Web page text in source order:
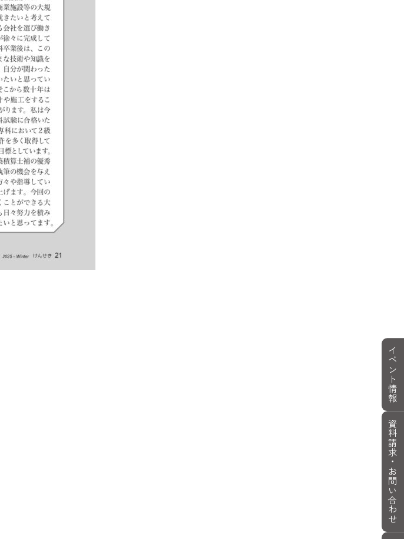
イベント情報
資料請求・
お問い合わせ